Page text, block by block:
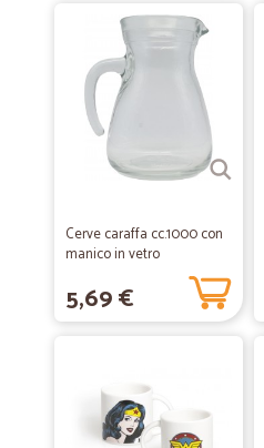
Cerve caraffa cc.1000 con
manico in vetro
5,69 €